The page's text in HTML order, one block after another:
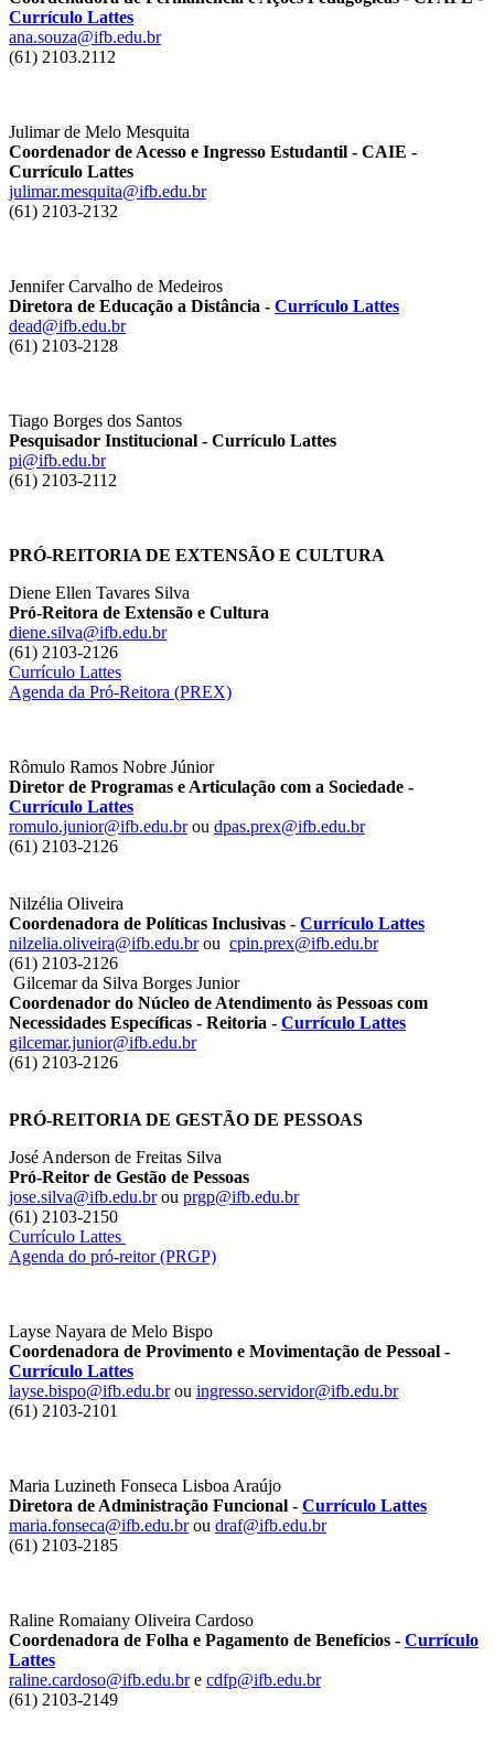
Currículo Lattes
ana.souza@ifb.edu.br
(61) 2103.2112
Julimar de Melo Mesquita
Coordenador de Acesso e Ingresso Estudantil - CAIE -
Currículo Lattes
julimar.mesquita@ifb.edu.br
(61) 2103-2132
Jennifer Carvalho de Medeiros
Diretora de Educação a Distância - Currículo Lattes
dead@ifb.edu.br
(61) 2103-2128
Tiago Borges dos Santos
Pesquisador Institucional - Currículo Lattes
pi@ifb.edu.br
(61) 2103-2112
PRÓ-REITORIA DE EXTENSÃO E CULTURA
Diene Ellen Tavares Silva
Pró-Reitora de Extensão e Cultura
diene.silva@ifb.edu.br
(61) 2103-2126
Currículo Lattes
Agenda da Pró-Reitora (PREX)
Rômulo Ramos Nobre Júnior
Diretor de Programas e Articulação com a Sociedade -
Currículo Lattes
romulo.junior@ifb.edu.brou dpas.prex@ifb.edu.br
(61) 2103-2126
Nilzélia Oliveira
Coordenadora de Políticas Inclusivas - Currículo Lattes
nilzelia.oliveira@ifb.edu.br ou cpin.prex@ifb.edu.br
(61) 2103-2126
Gilcemar da Silva Borges Junior
Coordenador do Núcleo de Atendimento às Pessoas com
Necessidades Específicas - Reitoria - Currículo Lattes
gilcemar.junior@ifb.edu.br
(61) 2103-2126
PRÓ-REITORIA DE GESTÃO DE PESSOAS
José Anderson de Freitas Silva
Pró-Reitor de Gestão de Pessoas
jose.silva@ifb.edu.brou prgp@ifb.edu.br
(61) 2103-2150
Currículo Lattes
Agenda do pró-reitor (PRGP)
Layse Nayara de Melo Bispo
Coordenadora de Provimento e Movimentação de Pessoal -
Currículo Lattes
layse.bispo@ifb.edu.brou ingresso.servidor@ifb.edu.br
(61) 2103-2101
Maria Luzineth Fonseca Lisboa Araújo
Diretora de Administração Funcional - Currículo Lattes
maria.fonseca@ifb.edu.brou draf@ifb.edu.br
(61) 2103-2185
Raline Romaiany Oliveira Cardoso
Coordenadora de Folha e Pagamento de Benefícios - Currículo
Lattes
raline.cardoso@ifb.edu.bre cdfp@ifb.edu.br
(61) 2103-2149